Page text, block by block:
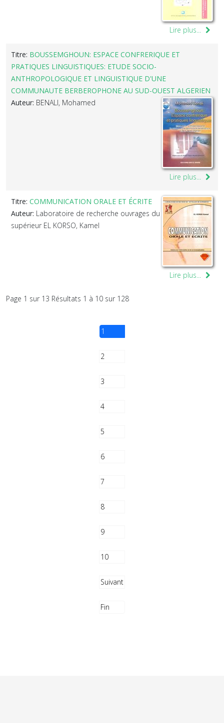
Lire plus...
Titre: BOUSSEMGHOUN: ESPACE CONFRERIQUE ET
PRATIQUES LINGUISTIQUES: ETUDE SOCIO-
ANTHROPOLOGIQUE ET LINGUISTIQUE D'UNE
COMMUNAUTE BERBEROPHONE AU SUD-OUEST ALGERIEN
Auteur: BENALI, Mohamed
Lire plus...
Titre: COMMUNICATION ORALE ET ÉCRITE
Auteur: Laboratoire de recherche ouvrages du
supérieur EL KORSO, Kamel
Lire plus...
Page 1 sur 13 Résultats 1 à 10 sur 128
1
2
3
4
5
6
7
8
9
10
Suivant
Fin